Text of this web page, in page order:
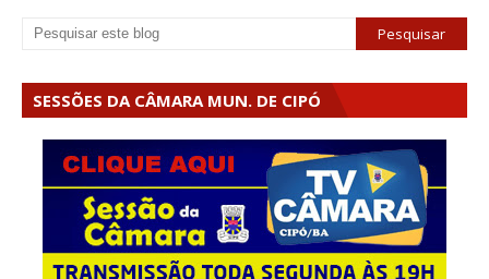
SESSÕES DA CÂMARA MUN. DE CIPÓ